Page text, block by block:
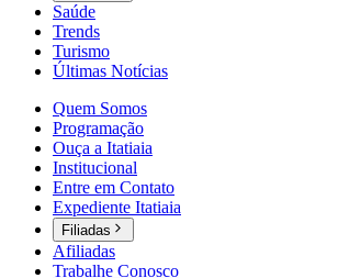
Saúde
Trends
Turismo
Últimas Notícias
Quem Somos
Programação
Ouça a Itatiaia
Institucional
Entre em Contato
Expediente Itatiaia
Filiadas
Afiliadas
Trabalhe Conosco